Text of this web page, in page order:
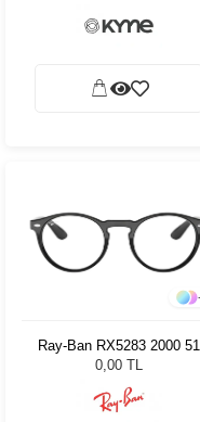
Ray-Ban RX5283 2000 51
0,00 TL